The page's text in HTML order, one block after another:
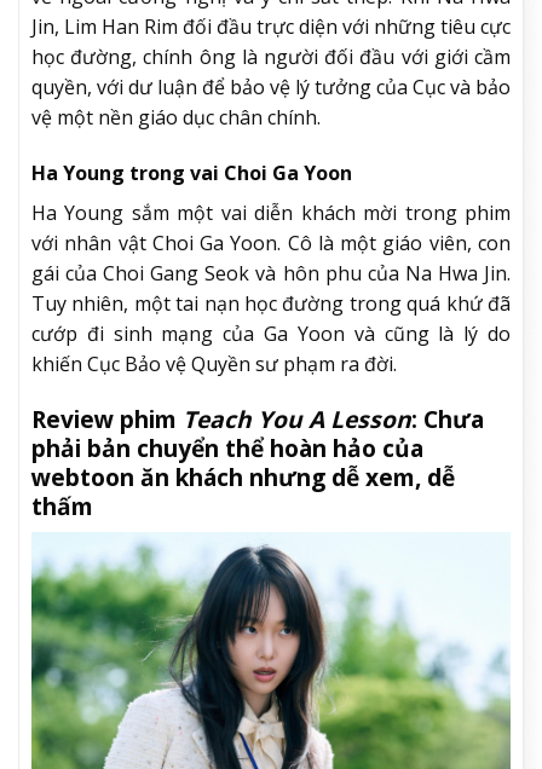
Jin, Lim Han Rim đối đầu trực diện với những tiêu cực
học đường, chính ông là người đối đầu với giới cầm
quyền, với dư luận để bảo vệ lý tưởng của Cục và bảo
vệ một nền giáo dục chân chính.
Ha Young trong vai Choi Ga Yoon
Ha Young sắm một vai diễn khách mời trong phim
với nhân vật Choi Ga Yoon. Cô là một giáo viên, con
gái của Choi Gang Seok và hôn phu của Na Hwa Jin.
Tuy nhiên, một tai nạn học đường trong quá khứ đã
cướp đi sinh mạng của Ga Yoon và cũng là lý do
khiến Cục Bảo vệ Quyền sư phạm ra đời.
Review phim Teach You A Lesson: Chưa
phải bản chuyển thể hoàn hảo của
webtoon ăn khách nhưng dễ xem, dễ
thấm